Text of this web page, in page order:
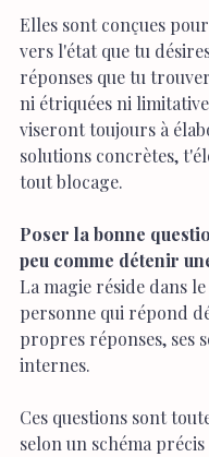
Elles sont conçues
vers l'état que tu
réponses que tu
ni étriquées ni
viseront toujours à
solutions concrètes,
tout blocage.
Poser la bonne
peu comme détenir
La magie réside dans
personne qui répond
propres réponses, ses
internes.
Ces questions sont
selon un schéma